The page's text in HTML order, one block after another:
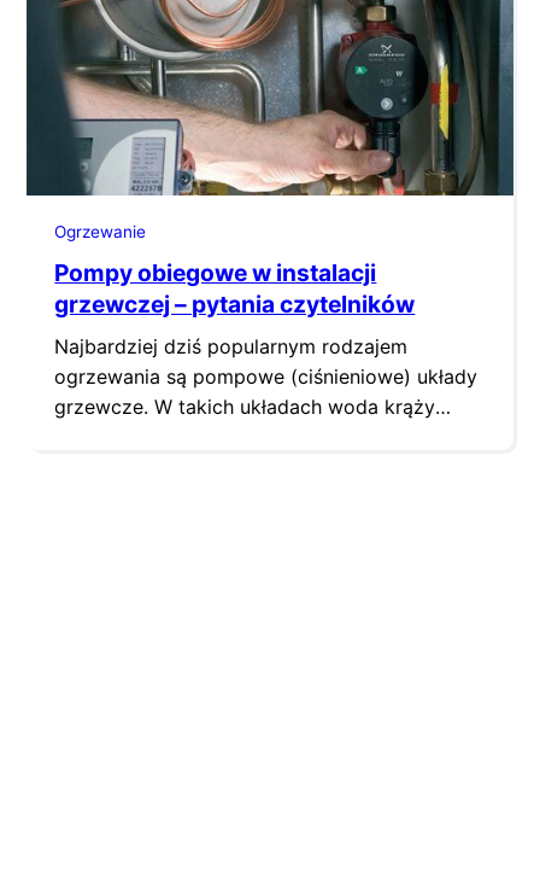
niezabudowane na kotle pompy, znają
trudności z włączeniem i odpowietrzeniem
pompy przed sezonem…
Ogrzewanie
Pompy obiegowe w instalacji
grzewczej – pytania czytelników
Najbardziej dziś popularnym rodzajem
ogrzewania są pompowe (ciśnieniowe) układy
grzewcze. W takich układach woda krąży